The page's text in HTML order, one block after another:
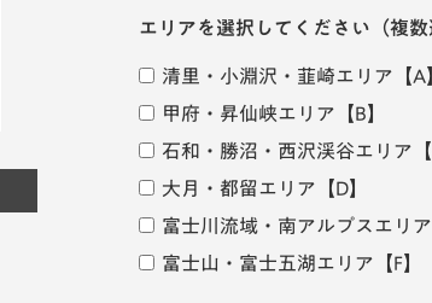
エリアを選択してください （複
清里・小淵沢・韮崎エリア 【A
甲府・昇仙峡エリア 【B】
石和・勝沼・西沢渓谷エリア
大月・都留エリア 【D】
富士川流域・南アルプスエリア
富士山・富士五湖エリア 【F】